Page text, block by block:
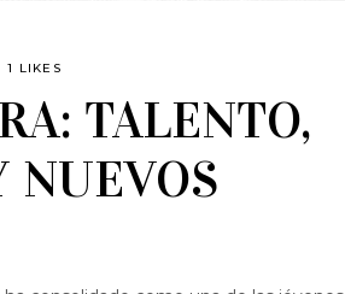
1 LIKES
TALENTO,
NUEVOS